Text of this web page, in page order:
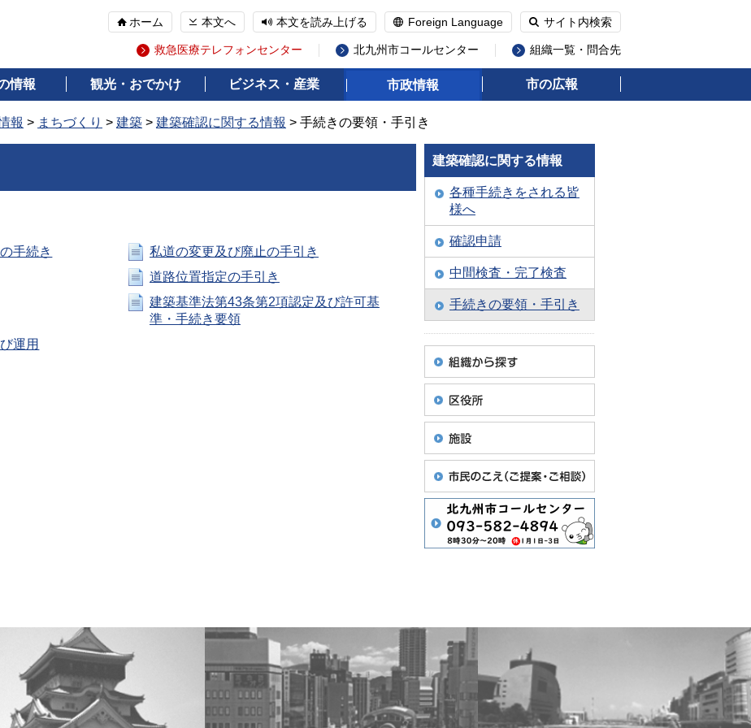
ホーム 本文へ 本文を読み上げる Foreign Language サイト内検索
救急医療テレフォンセンター 北九州市コールセンター 組織一覧・問合先
情報 観光・おでかけ ビジネス・産業 市政情報 市の広報
報 > まちづくり > 建築 > 建築確認に関する情報 > 手続きの要領・手引き
手続き
私道の変更及び廃止の手引き
道路位置指定の手引き
建築基準法第43条第2項認定及び許可基
準・手続き要領
運用
建築確認に関する情報
各種手続きをされる皆
様へ
確認申請
中間検査・完了検査
手続きの要領・手引き